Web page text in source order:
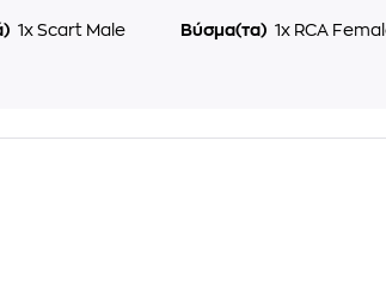
1x Scart Male Βύσμα(τα) 1x RCA